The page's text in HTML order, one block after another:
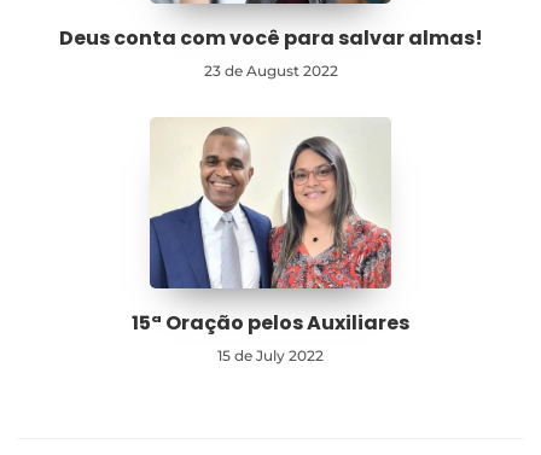
Deus conta com você para salvar almas!
23 de August 2022
15ª Oração pelos Auxiliares
15 de July 2022